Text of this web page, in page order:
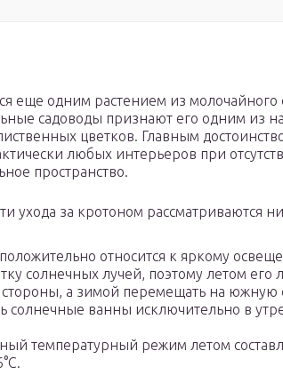
еще одним растением из молочайного
садоводы признают его одним из
цветков. Главным
любых интерьеров при
пространство.
ухода за кротоном рассматриваются
относится к яркому
солнечных лучей, поэтому летом его
а зимой перемещать на южную
солнечные ванны исключительно в
температурный режим летом